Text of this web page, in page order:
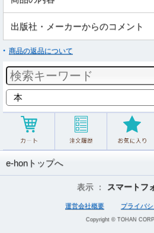
出版社・メーカーからのコメント
商品の返品について
e-honトップへ
表示 ： スマートフ
運営会社概要 プライバ
Copyright © TOHAN